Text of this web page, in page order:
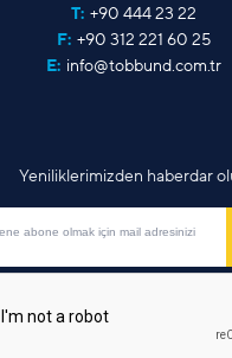
T: +90 444 23 22
F: +90 312 221 60 25
E: info@tobbund.com.tr
Yeniliklerimizden haberdar